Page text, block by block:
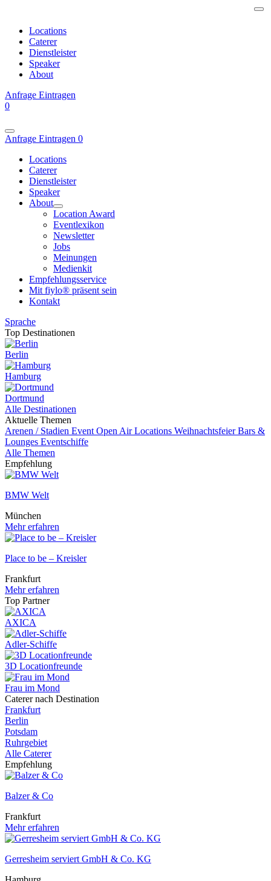
Locations
Caterer
Dienstleister
Speaker
About
Anfrage Eintragen
0
Anfrage Eintragen 0
Locations
Caterer
Dienstleister
Speaker
About
Location Award
Eventlexikon
Newsletter
Jobs
Meinungen
Medienkit
Empfehlungsservice
Mit fiylo® präsent sein
Kontakt
Sprache
Top Destinationen
Berlin
Hamburg
Dortmund
Alle Destinationen
Aktuelle Themen
Arenen / Stadien Event Open Air Locations WeihnachtsfeierBars &
Lounges Eventschiffe
Alle Themen
Empfehlung
BMW Welt
München
Mehr erfahren
Place to be – Kreisler
Frankfurt
Mehr erfahren
Top Partner
AXICA
Adler-Schiffe
3D Locationfreunde
Frau im Mond
Caterer nach Destination
Frankfurt
Berlin
Potsdam
Ruhrgebiet
Alle Caterer
Empfehlung
Balzer & Co
Frankfurt
Mehr erfahren
Gerresheim serviert GmbH & Co. KG